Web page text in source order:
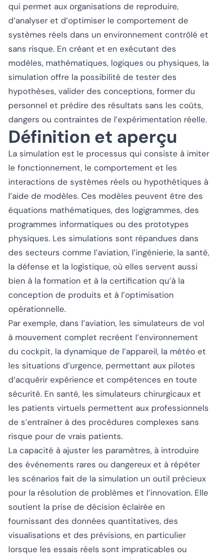
qui permet aux organisations de reproduire,
d’analyser et d’optimiser le comportement de
systèmes réels dans un environnement contrôlé et
sans risque. En créant et en exécutant des
modèles, mathématiques, logiques ou physiques, la
simulation offre la possibilité de tester des
hypothèses, valider des conceptions, former du
personnel et prédire des résultats sans les coûts,
dangers ou contraintes de l’expérimentation réelle.
Définition et aperçu
La simulation est le processus qui consiste à imiter
le fonctionnement, le comportement et les
interactions de systèmes réels ou hypothétiques à
l’aide de modèles. Ces modèles peuvent être des
équations mathématiques, des logigrammes, des
programmes informatiques ou des prototypes
physiques. Les simulations sont répandues dans
des secteurs comme l’aviation, l’ingénierie, la santé,
la défense et la logistique, où elles servent aussi
bien à la formation et à la certification qu’à la
conception de produits et à l’optimisation
opérationnelle.
Par exemple, dans l’aviation, les simulateurs de vol
à mouvement complet recréent l’environnement
du cockpit, la dynamique de l’appareil, la météo et
les situations d’urgence, permettant aux pilotes
d’acquérir expérience et compétences en toute
sécurité. En santé, les simulateurs chirurgicaux et
les patients virtuels permettent aux professionnels
de s’entraîner à des procédures complexes sans
risque pour de vrais patients.
La capacité à ajuster les paramètres, à introduire
des événements rares ou dangereux et à répéter
les scénarios fait de la simulation un outil précieux
pour la résolution de problèmes et l’innovation. Elle
soutient la prise de décision éclairée en
fournissant des données quantitatives, des
visualisations et des prévisions, en particulier
lorsque les essais réels sont impraticables ou